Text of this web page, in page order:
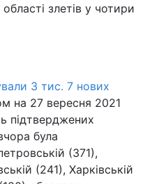
області злетів у чотири
3 тис. 7 нових
на 27 вересня 2021
підтверджених
була
(371),
(241), Харківській